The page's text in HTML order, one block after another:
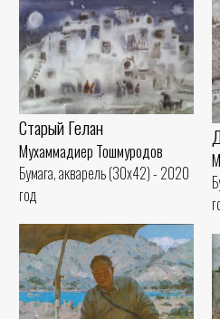
Старый Гелан
Мухаммадиер Тошмуродов
Бумага, акварель (30x42) - 2020
год